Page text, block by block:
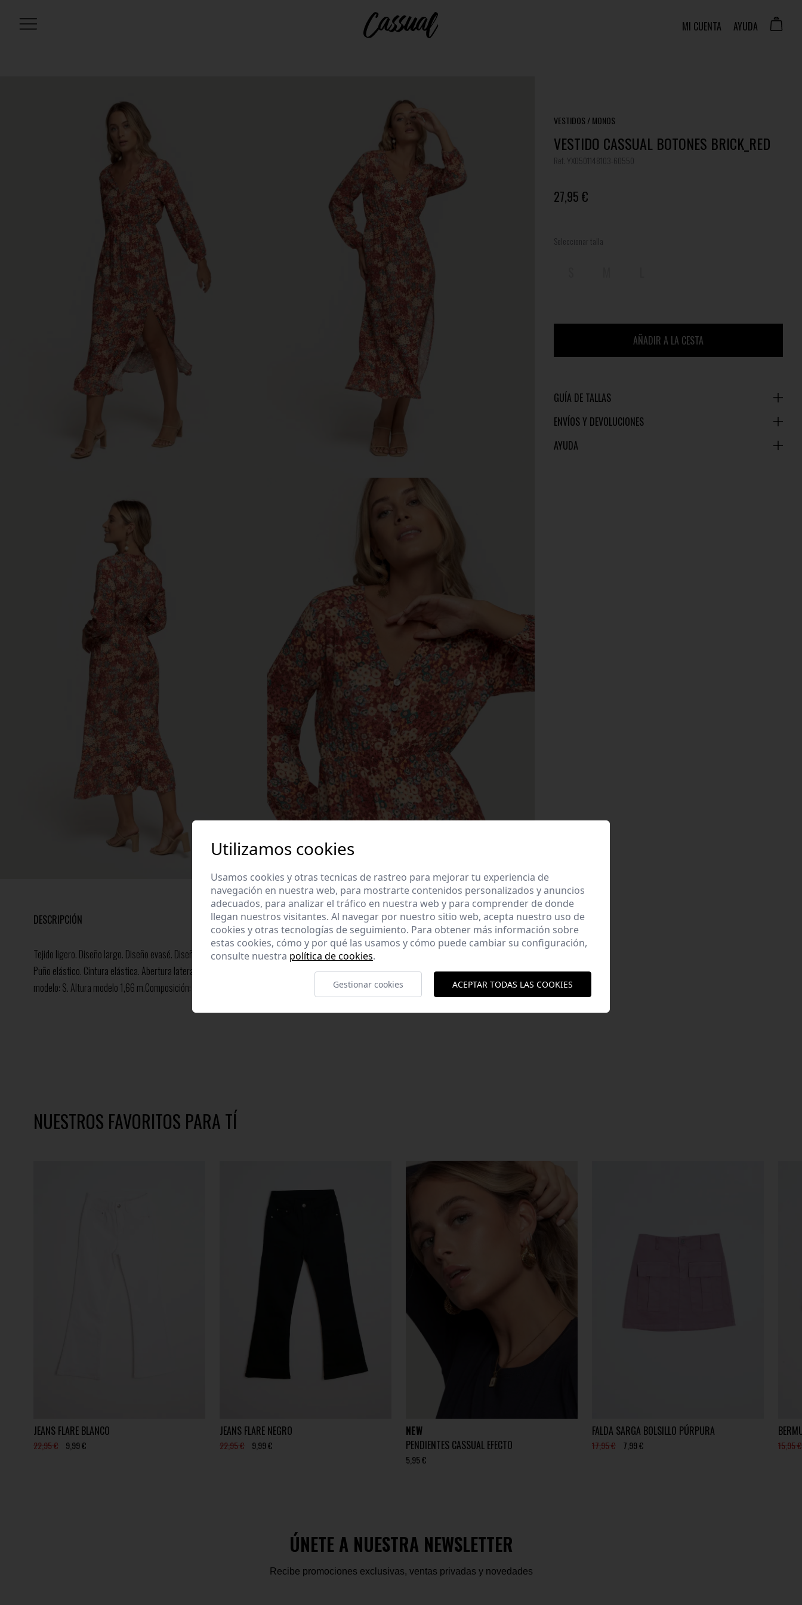
MI CUENTA AYUDA
VESTIDOS / MONOS
VESTIDO CASSUAL BOTONES BRICK_RED
Ref. YX0501148103-60550
27,95 €
Seleccionar talla
AÑADIR A LA CESTA
GUÍA DE TALLAS
ENVÍOS Y DEVOLUCIONES
AYUDA
DESCRIPCIÓN
Tejido ligero. Diseño largo. Diseño evasé. Diseño estampado. Cuello pico. Manga larga.
Puño elástico. Cintura elástica. Abertura lateral. Forrado. Botones decorativos. Talla
modelo: S. Altura modelo 1,66 m.Composición: 100% ViscosaHecho en Italia
NUESTROS FAVORITOS PARA TÍ
JEANS FLARE BLANCO
22,95 € 9,99 €
JEANS FLARE NEGRO
22,95 € 9,99 €
NEW
PENDIENTES CASSUAL EFECTO
5,95 €
FALDA SARGA BOLSILLO PÚRPURA
17,95 € 7,99 € 15,95 €
ÚNETE A NUESTRA NEWSLETTER
Recibe promociones exclusivas, ventas privadas y novedades
Utilizamos cookies
Usamos cookies y otras tecnicas de rastreo para mejorar tu experiencia de
navegación en nuestra web, para mostrarte contenidos personalizados y anuncios
adecuados, para analizar el tráfico en nuestra web y para comprender de donde
llegan nuestros visitantes. Al navegar por nuestro sitio web, acepta nuestro uso de
cookies y otras tecnologías de seguimiento. Para obtener más información sobre
estas cookies, cómo y por qué las usamos y cómo puede cambiar su configuración,
consulte nuestra política de cookies.
Gestionar cookies ACEPTAR TODAS LAS COOKIES